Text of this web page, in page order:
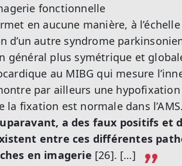
fonctionnelle
en aucune manière, à
d’un autre syndrome
général plus symétrique et
au MIBG qui mesure
par ailleurs une
la fixation est normale dans
a des faux positifs et
entre ces différentes
en imagerie [26]. […]